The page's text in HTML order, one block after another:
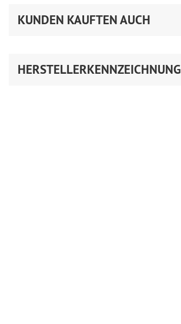
KUNDEN KAUFTEN AUCH
HERSTELLERKENNZEICHNUNG